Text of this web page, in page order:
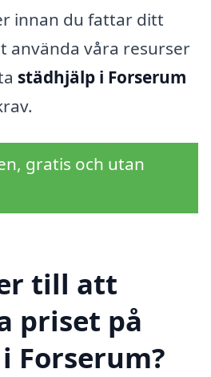
innan du fattar ditt
använda våra resurser
städhjälp i Forserum
gratis och utan
till att
priset på
Forserum?